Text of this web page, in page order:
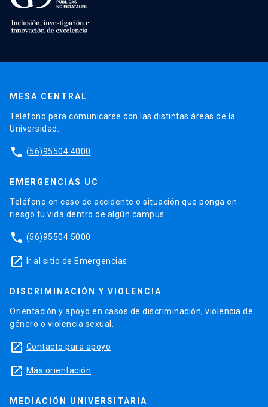
MESA CENTRAL
Teléfono para comunicarse con las distintas áreas de la
Universidad.
phone (56)95504 4000
EMERGENCIAS UC
Teléfono en caso de accidente o situación que ponga en
riesgo tu vida dentro de algún campus.
phone (56)95504 5000
launch Ir al sitio de Emergencias
DISCRIMINACIÓN Y VIOLENCIA
Orientación y apoyo en casos de discriminación, violencia de
género o violencia sexual.
launch Contacto para apoyo
launch Más orientación
MEDIACIÓN UNIVERSITARIA